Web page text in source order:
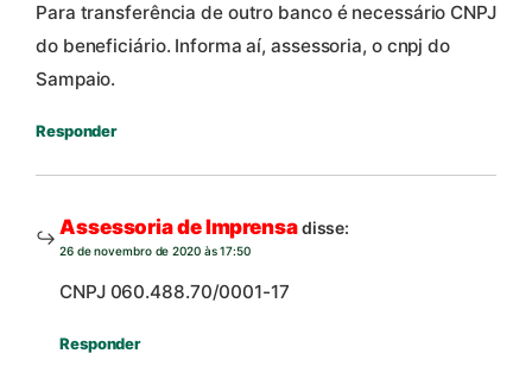
Para transferência de outro banco é necessário CNPJ
do beneficiário. Informa aí, assessoria, o cnpj do
Sampaio.
Responder
Assessoria de Imprensadisse:
26 de novembro de 2020 às 17:50
CNPJ 060.488.70/0001-17
Responder